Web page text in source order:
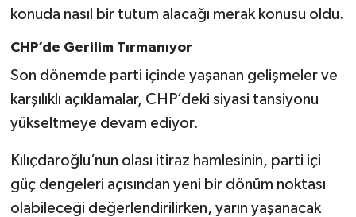
konuda nasıl bir tutum alacağı merak konusu oldu.
CHP’de Gerilim Tırmanıyor
Son dönemde parti içinde yaşanan gelişmeler ve
karşılıklı açıklamalar, CHP’deki siyasi tansiyonu
yükseltmeye devam ediyor.
Kılıçdaroğlu’nun olası itiraz hamlesinin, parti içi
güç dengeleri açısından yeni bir dönüm noktası
olabileceği değerlendirilirken, yarın yaşanacak